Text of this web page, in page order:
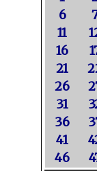
6
11
16
21
26
31
36
41
46